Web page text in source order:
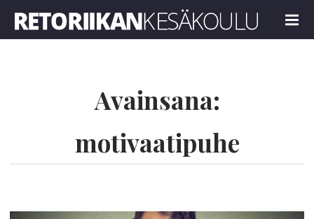
MENU
Avainsana:
motivaatipuhe